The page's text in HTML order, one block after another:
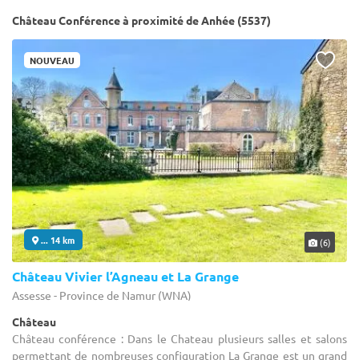
Château Conférence à proximité de Anhée (5537)
NOUVEAU
... 14 km (6)
Château Vivier l’Agneau et La Grange
Assesse - Province de Namur (WNA)
Château
Château conférence : Dans le Chateau plusieurs salles et salons
permettant de nombreuses configuration La Grange est un grand